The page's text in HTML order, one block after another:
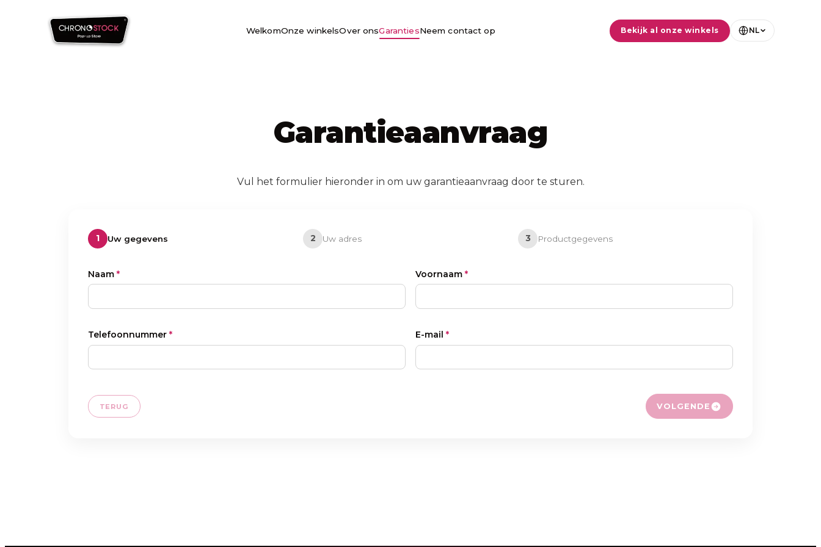
WelkomOnze winkelsOver onsGarantiesNeem contact op Bekijk al onze winkels NL
Garantieaanvraag
Vul het formulier hieronder in om uw garantieaanvraag door te sturen.
1 Uw gegevens 2 Uw adres 3 Productgegevens
Naam * Voornaam *
Telefoonnummer * E-mail *
TERUG VOLGENDE